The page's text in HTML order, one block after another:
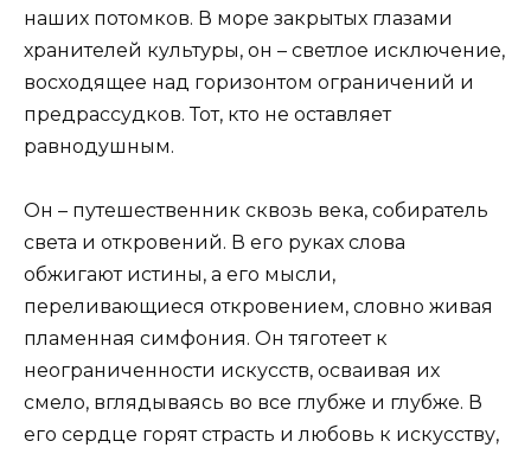
наших потомков. В море закрытых глазами
хранителей культуры, он – светлое исключение,
восходящее над горизонтом ограничений и
предрассудков. Тот, кто не оставляет
равнодушным.
Он – путешественник сквозь века, собиратель
света и откровений. В его руках слова
обжигают истины, а его мысли,
переливающиеся откровением, словно живая
пламенная симфония. Он тяготеет к
неограниченности искусств, осваивая их
смело, вглядываясь во все глубже и глубже. В
его сердце горят страсть и любовь к искусству,